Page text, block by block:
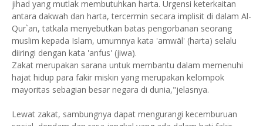
jihad yang mutlak membutuhkan harta. Urgensi keterkaitan
antara dakwah dan harta, tercermin secara implisit di dalam Al-
Qur`an, tatkala menyebutkan batas pengorbanan seorang
muslim kepada Islam, umumnya kata 'amwāl' (harta) selalu
diiringi dengan kata 'anfus' (jiwa).
Zakat merupakan sarana untuk membantu dalam memenuhi
hajat hidup para fakir miskin yang merupakan kelompok
mayoritas sebagian besar negara di dunia,"jelasnya.
Lewat zakat, sambungnya dapat mengurangi kecemburuan